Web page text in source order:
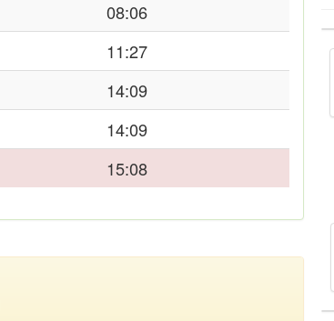
08:06
11:27
14:09
14:09
15:08